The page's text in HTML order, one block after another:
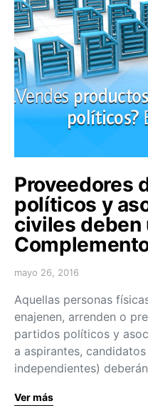
Proveedores
políticos y
civiles deben
mayo 26, 2016
Aquellas personas
enajenen, arrenden o
partidos políticos y
a aspirantes,
independientes)
Ver más